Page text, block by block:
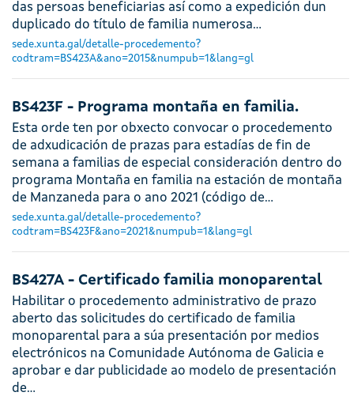
das persoas beneficiarias así como a expedición dun
duplicado do título de familia numerosa…
sede.xunta.gal/detalle-procedemento?
codtram=BS423A&ano=2015&numpub=1&lang=gl
BS423F - Programa montaña en familia.
Esta orde ten por obxecto convocar o procedemento
de adxudicación de prazas para estadías de fin de
semana a familias de especial consideración dentro do
programa Montaña en familia na estación de montaña
de Manzaneda para o ano 2021 (código de…
sede.xunta.gal/detalle-procedemento?
codtram=BS423F&ano=2021&numpub=1&lang=gl
BS427A - Certificado familia monoparental
Habilitar o procedemento administrativo de prazo
aberto das solicitudes do certificado de familia
monoparental para a súa presentación por medios
electrónicos na Comunidade Autónoma de Galicia e
aprobar e dar publicidade ao modelo de presentación
de…